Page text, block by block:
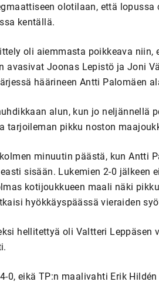
olotilaan, että
kentällä.
oli aiemmasta poikkeava
avasivat Joonas Lepistö ja Joni
häärineen Antti Palomäen
alun, kun jo
tarjoileman pikku noston
minuutin päästä, kun Antti
sisään. Lukemien 2-0
kotijoukkueen maali näki
hyökkäyspäässä vieraiden
hellitettyä oli Valtteri
0, eikä TP:n maalivahti Erik